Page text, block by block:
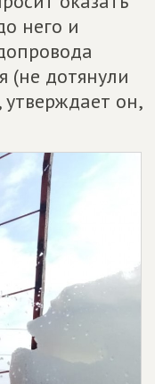
него и
(не дотянули
он,